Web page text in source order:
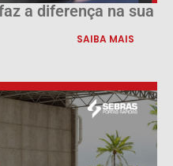
a diferença na sua
SAIBA MAIS